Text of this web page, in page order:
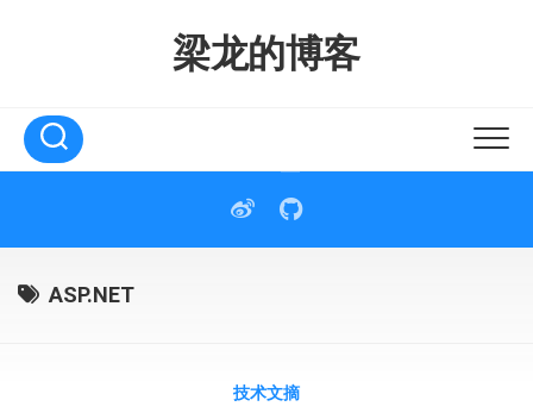
梁龙的博客
ASP.NET
技术文摘